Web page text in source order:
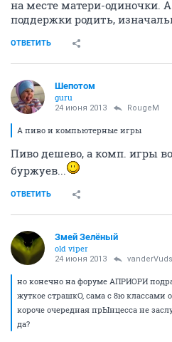
на месте матери-одиночки.
поддержки родить,
ОТВЕТИТЬ
Шепотом
guru
24 июня 2013 RougeM
А пиво и компьютерные игры
Пиво дешево, а комп. игры
буржуев...
ОТВЕТИТЬ
Змей Зелёный
old viper
24 июня 2013
но конечно на форуме АПРИОРИ
жуткое страшкО, сама с 8ю классами
короче очередная прЫнцесса не
да?